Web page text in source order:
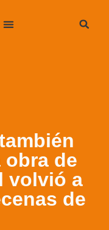
obra de
volvió a
de